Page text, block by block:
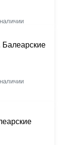
Балеарские